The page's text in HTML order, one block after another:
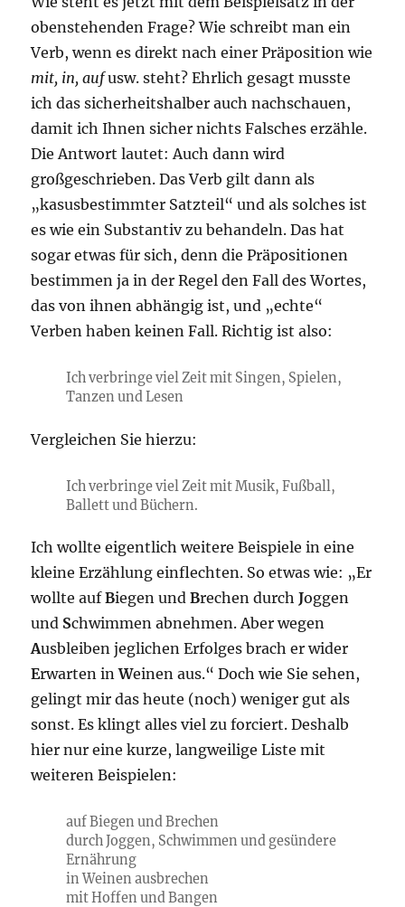
obenstehenden Frage? Wie schreibt man ein
Verb, wenn es direkt nach einer Präposition wie
mit, in, aufusw. steht? Ehrlich gesagt musste
ich das sicherheitshalber auch nachschauen,
damit ich Ihnen sicher nichts Falsches erzähle.
Die Antwort lautet: Auch dann wird
großgeschrieben. Das Verb gilt dann als
„kasusbestimmter Satzteil“ und als solches ist
es wie ein Substantiv zu behandeln. Das hat
sogar etwas für sich, denn die Präpositionen
bestimmen ja in der Regel den Fall des Wortes,
das von ihnen abhängig ist, und „echte“
Verben haben keinen Fall. Richtig ist also:
Ich verbringe viel Zeit mit Singen, Spielen,
Tanzen und Lesen
Vergleichen Sie hierzu:
Ich verbringe viel Zeit mit Musik, Fußball,
Ballett und Büchern.
Ich wollte eigentlich weitere Beispiele in eine
kleine Erzählung einflechten. So etwas wie: „Er
wollte aufBiegen undBrechen durch Joggen
und Schwimmen abnehmen. Aber wegen
Ausbleiben jeglichen Erfolges brach er wider
Erwarten in Weinen aus.“ Doch wie Sie sehen,
gelingt mir das heute (noch) weniger gut als
sonst. Es klingt alles viel zu forciert. Deshalb
hier nur eine kurze, langweilige Liste mit
weiteren Beispielen:
auf Biegen und Brechen
durch Joggen, Schwimmen und gesündere
Ernährung
in Weinen ausbrechen
mit Hoffen und Bangen